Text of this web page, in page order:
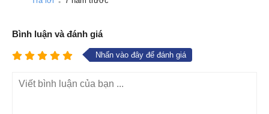
Bình luận và đánh giá
Nhấn vào đây để đánh giá